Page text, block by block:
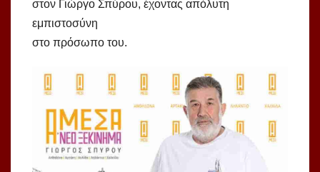
στον Γιώργο Σπύρου, έχοντας απόλυτη
εμπιστοσύνη
στο πρόσωπο του.